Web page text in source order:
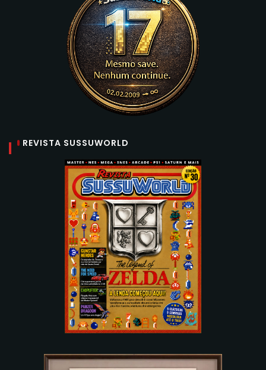
REVISTA SUSSUWORLD